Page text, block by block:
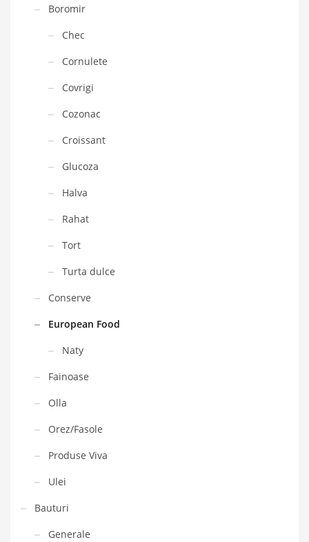
Boromir
Chec
Cornulete
Covrigi
Cozonac
Croissant
Glucoza
Halva
Rahat
Tort
Turta dulce
Conserve
European Food
Naty
Fainoase
Olla
Orez/Fasole
Produse Viva
Ulei
Bauturi
Generale